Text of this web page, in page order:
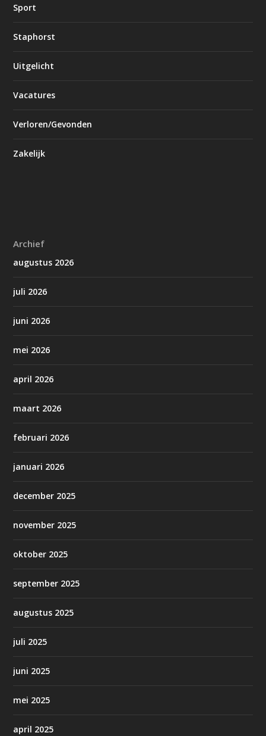
Sport
Staphorst
Uitgelicht
Vacatures
Verloren/Gevonden
Zakelijk
Archief
augustus 2026
juli 2026
juni 2026
mei 2026
april 2026
maart 2026
februari 2026
januari 2026
december 2025
november 2025
oktober 2025
september 2025
augustus 2025
juli 2025
juni 2025
mei 2025
april 2025